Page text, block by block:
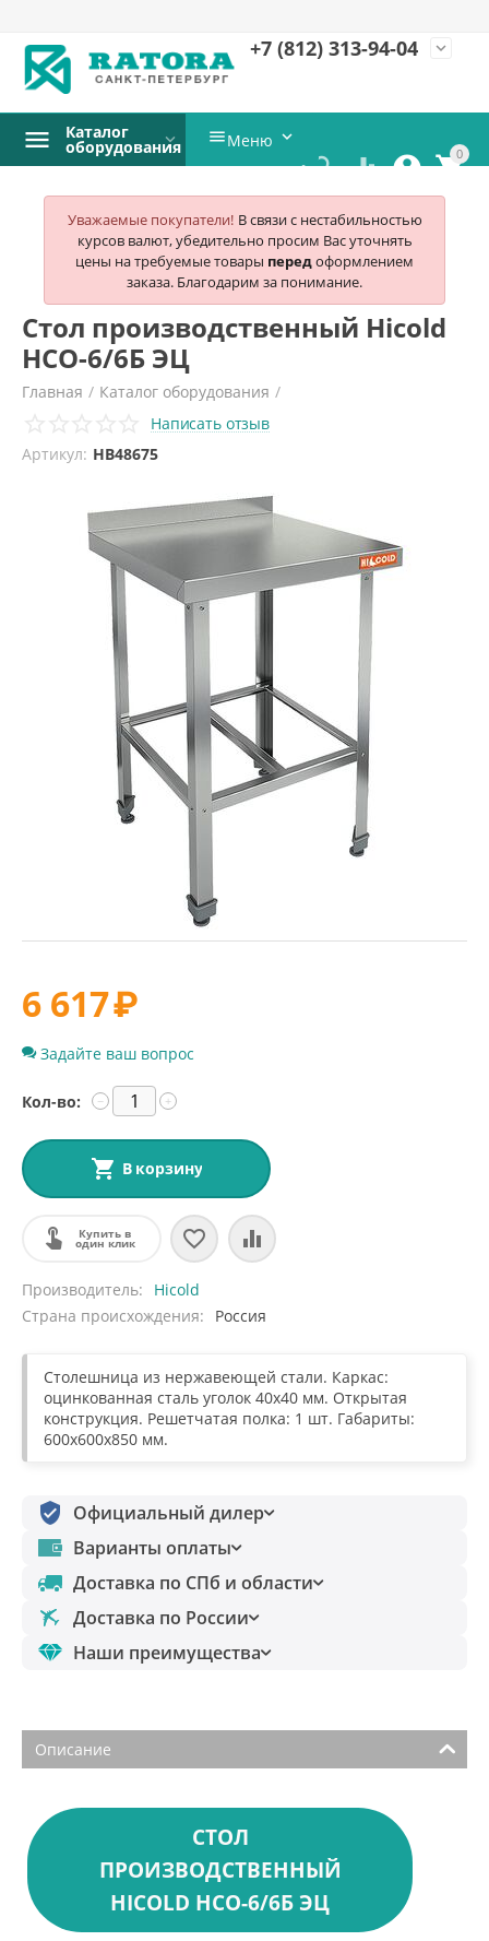
+7 (812) 313-94-04 expand_more
0


 
Каталог
оборудования Меню 
Уважаемые покупатели! В связи с нестабильностью
курсов валют, убедительно просим Вас уточнять
цены на требуемые товары передоформлением
заказа. Благодарим за понимание.
Стол производственный Hicold
НСО-6/6Б ЭЦ
Главная / Каталог оборудования /
Нейтральное оборудование / Столы рабочие
Написать отзыв
Артикул: HB48675
6 617₽
Задайте ваш вопрос
Кол-во: +
−
В корзину
Купить в
один клик
Производитель
Hicold
Страна происхождения
Россия
Столешница из нержавеющей стали. Каркас:
оцинкованная сталь уголок 40х40 мм. Открытая
конструкция. Решетчатая полка: 1 шт. Габариты:
600х600х850 мм.
Официальный дилер
Варианты оплаты
Доставка по СПб и области
Доставка по России
Наши преимущества
Описание
СТОЛ
ПРОИЗВОДСТВЕННЫЙ
HICOLD НСО-6/6Б ЭЦ